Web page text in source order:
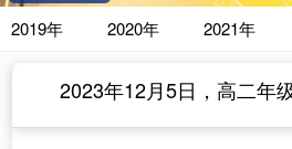
2019年 2020年 2021年
2023年12月5日，高二年